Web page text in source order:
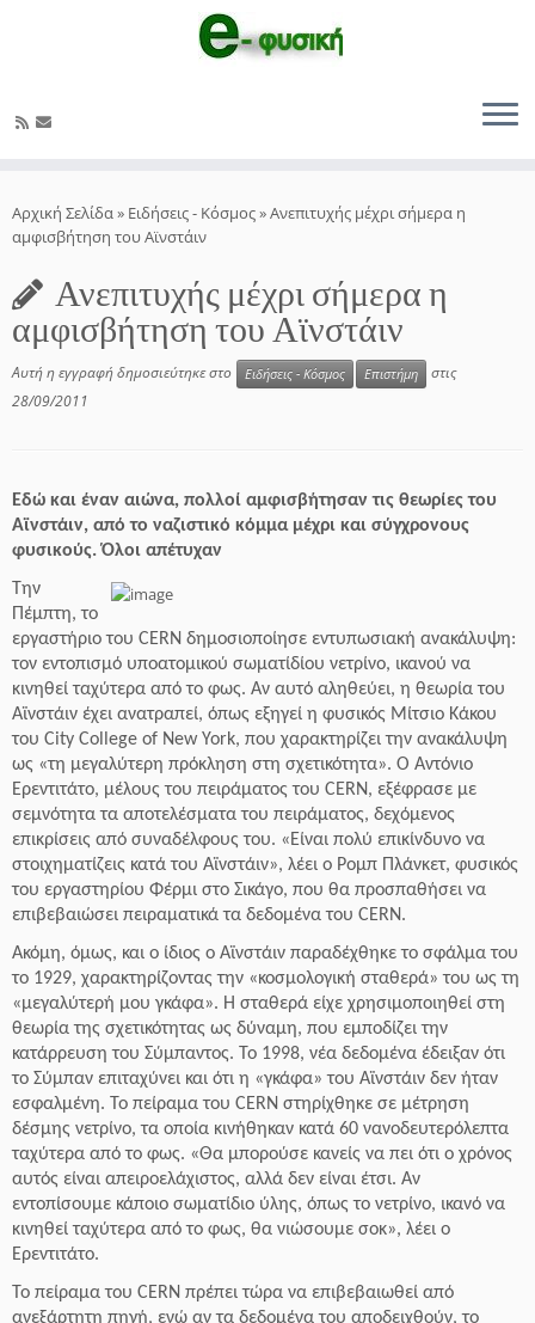
στο
περιεχόμενο
Αρχική Σελίδα» Ειδήσεις - Κόσμος»Ανεπιτυχής μέχρι σήμερα η
αμφισβήτηση του Αϊνστάιν
Ανεπιτυχής μέχρι σήμερα η
αμφισβήτηση του Αϊνστάιν
Αυτή η εγγραφή δημοσιεύτηκε στο Ειδήσεις - Κόσμος Επιστήμη
στις
28/09/2011
Εδώ και έναν αιώνα, πολλοί αμφισβήτησαν τις θεωρίες του
Αϊνστάιν, από το ναζιστικό κόμμα μέχρι και σύγχρονους
φυσικούς. Όλοι απέτυχαν
Την
Πέμπτη, το
εργαστήριο του CERN δημοσιοποίησε εντυπωσιακή ανακάλυψη:
τον εντοπισμό υποατομικού σωματίδίου νετρίνο, ικανού να
κινηθεί ταχύτερα από το φως. Αν αυτό αληθεύει, η θεωρία του
Αϊνστάιν έχει ανατραπεί, όπως εξηγεί η φυσικός Μίτσιο Κάκου
του City College of New York, που χαρακτηρίζει την ανακάλυψη
ως «τη μεγαλύτερη πρόκληση στη σχετικότητα». Ο Αντόνιο
Ερεντιτάτο, μέλους του πειράματος του CERN, εξέφρασε με
σεμνότητα τα αποτελέσματα του πειράματος, δεχόμενος
επικρίσεις από συναδέλφους του. «Είναι πολύ επικίνδυνο να
στοιχηματίζεις κατά του Αϊνστάιν», λέει ο Ρομπ Πλάνκετ, φυσικός
του εργαστηρίου Φέρμι στο Σικάγο, που θα προσπαθήσει να
επιβεβαιώσει πειραματικά τα δεδομένα του CERN.
Ακόμη, όμως, και ο ίδιος ο Αϊνστάιν παραδέχθηκε το σφάλμα του
το 1929, χαρακτηρίζοντας την «κοσμολογική σταθερά» του ως τη
«μεγαλύτερή μου γκάφα». Η σταθερά είχε χρησιμοποιηθεί στη
θεωρία της σχετικότητας ως δύναμη, που εμποδίζει την
κατάρρευση του Σύμπαντος. Το 1998, νέα δεδομένα έδειξαν ότι
το Σύμπαν επιταχύνει και ότι η «γκάφα» του Αϊνστάιν δεν ήταν
εσφαλμένη. Το πείραμα του CERN στηρίχθηκε σε μέτρηση
δέσμης νετρίνο, τα οποία κινήθηκαν κατά 60 νανοδευτερόλεπτα
ταχύτερα από το φως. «Θα μπορούσε κανείς να πει ότι ο χρόνος
αυτός είναι απειροελάχιστος, αλλά δεν είναι έτσι. Αν
εντοπίσουμε κάποιο σωματίδιο ύλης, όπως το νετρίνο, ικανό να
κινηθεί ταχύτερα από το φως, θα νιώσουμε σοκ», λέει ο
Ερεντιτάτο.
Το πείραμα του CERN πρέπει τώρα να επιβεβαιωθεί από
ανεξάρτητη πηγή, ενώ αν τα δεδομένα του αποδειχθούν, το